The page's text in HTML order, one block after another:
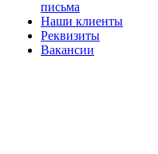
письма
Наши клиенты
Реквизиты
Вакансии